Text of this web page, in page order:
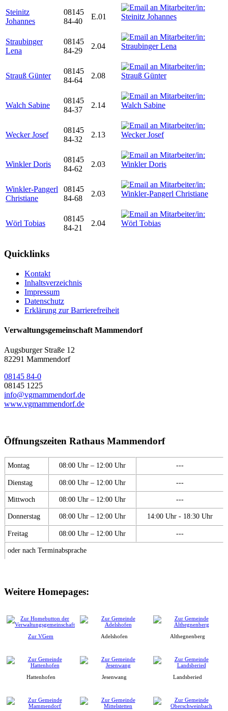
Steinitz
Johannes
08145
84-40
E.01
Straubinger
Lena
08145
84-29
2.04
Strauß Günter
08145
84-64
2.08
Walch Sabine
08145
84-37
2.14
Wecker Josef
08145
84-32
2.13
Winkler Doris
08145
84-62
2.03
Winkler-Pangerl
Christiane
08145
84-68
2.03
Wörl Tobias
08145
84-21
2.04
Quicklinks
Kontakt
Inhaltsverzeichnis
Impressum
Datenschutz
Erklärung zur Barrierefreiheit
Verwaltungsgemeinschaft Mammendorf
Augsburger Straße 12
82291 Mammendorf
08145 84-0
08145 1225
info@vgmammendorf.de
www.vgmammendorf.de
Öffnungszeiten Rathaus Mammendorf
Montag 08:00 Uhr – 12:00 Uhr ---
Dienstag 08:00 Uhr – 12:00 Uhr ---
Mittwoch 08:00 Uhr – 12:00 Uhr ---
Donnerstag 08:00 Uhr – 12:00 Uhr 14:00 Uhr - 18:30 Uhr
Freitag 08:00 Uhr – 12:00 Uhr ---
oder nach Terminabsprache
Weitere Homepages:
Zur VGem Adelshofen Althegnenberg
Hattenhofen Jesenwang Landsberied